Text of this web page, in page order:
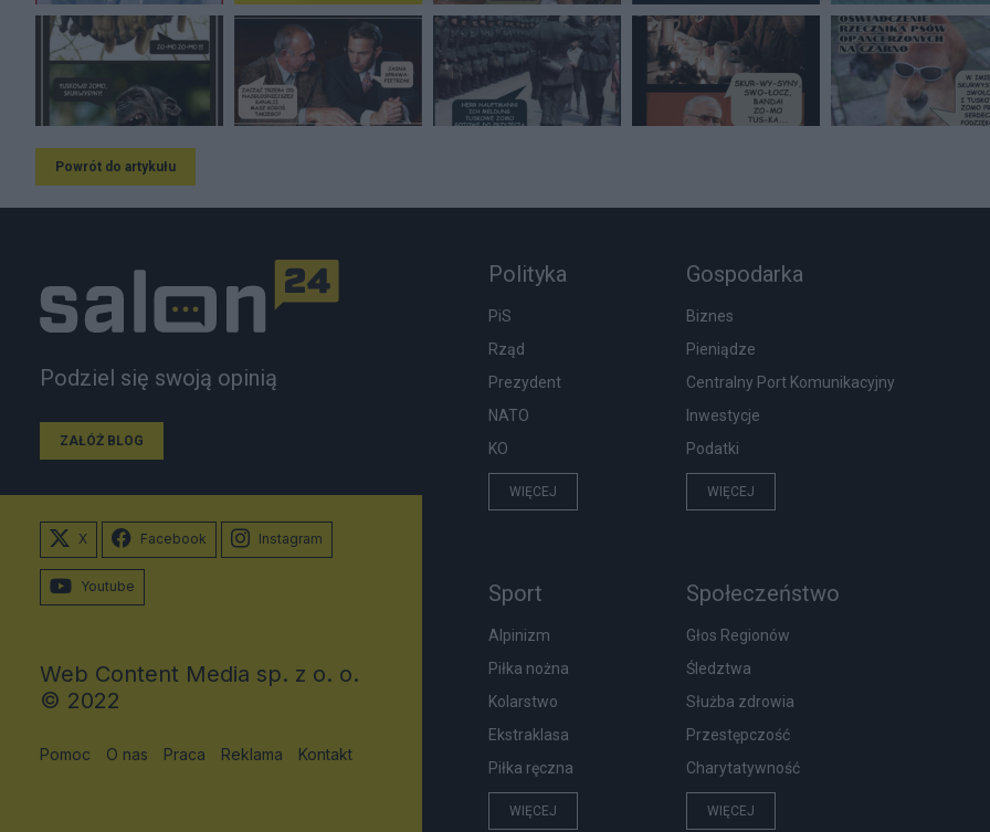
Powrót do artykułu
Podziel się swoją opinią
ZAŁÓŻ BLOG
Polityka
PiS
Rząd
Prezydent
NATO
KO
WIĘCEJ
Gospodarka
Biznes
Pieniądze
Centralny Port Komunikacyjny
Inwestycje
Podatki
WIĘCEJ
Sport
Alpinizm
Piłka nożna
Kolarstwo
Ekstraklasa
Piłka ręczna
WIĘCEJ
Społeczeństwo
Głos Regionów
Śledztwa
Służba zdrowia
Przestępczość
Charytatywność
WIĘCEJ
X Facebook Instagram
Youtube
Web Content Media sp. z o. o.
© 2022
Pomoc O nas Praca Reklama Kontakt